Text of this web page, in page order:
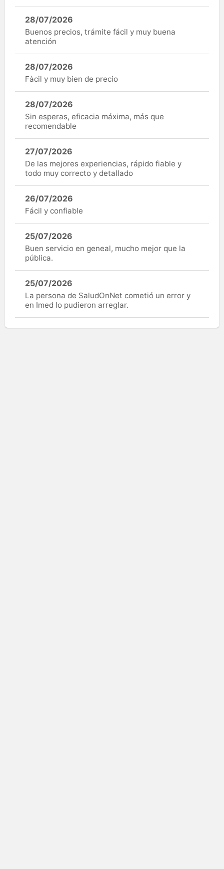
28/07/2026
Buenos precios, trámite fácil y muy buena
atención
28/07/2026
Fàcil y muy bien de precio
28/07/2026
Sin esperas, eficacia máxima, más que
recomendable
27/07/2026
De las mejores experiencias, rápido fiable y
todo muy correcto y detallado
26/07/2026
Fácil y confiable
25/07/2026
Buen servicio en geneal, mucho mejor que la
pública.
25/07/2026
La persona de SaludOnNet cometió un error y
en Imed lo pudieron arreglar.